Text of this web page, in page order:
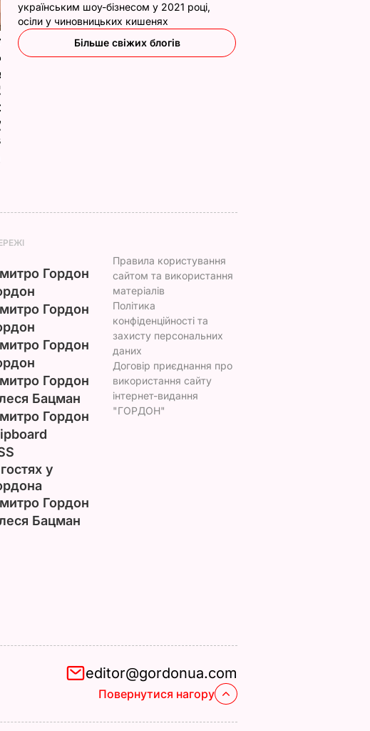
тобі.
себе для
Дружина
зворушливо
до
"Це віками
гартувалося".
українським шоу-бізнесом у 2021 році,
осіли у чиновницьких кишенях
Більше свіжих блогів
Гордон
Гордон
Гордон
Гордон
Бацман
Гордон
у
Гордон
Бацман
Правила користування
сайтом та використання
матеріалів
Політика
конфіденційності та
захисту персональних
даних
Договір приєднання про
використання сайту
інтернет-видання
"ГОРДОН"
editor@gordonua.com
Повернутися нагору